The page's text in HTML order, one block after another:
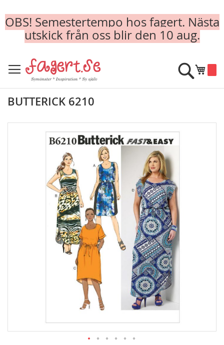
OBS! Semestertempo hos fagert. Nästa
utskick från oss blir den 10 aug.
to
Content
Min
Sök
BUTTERICK 6210